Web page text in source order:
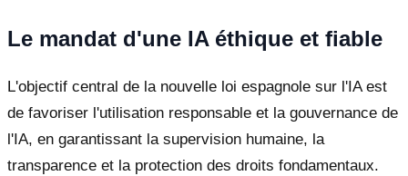
Le mandat d'une IA éthique et fiable
L'objectif central de la nouvelle loi espagnole sur l'IA est
de favoriser l'utilisation responsable et la gouvernance de
l'IA, en garantissant la supervision humaine, la
transparence et la protection des droits fondamentaux.